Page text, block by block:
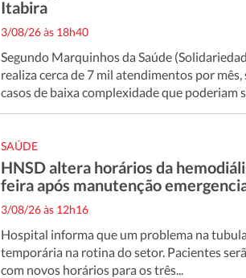
Itabira
3/08/26 às 18h40
Segundo Marquinhos da Saúde
realiza cerca de 7 mil atendimentos por
casos de baixa complexidade que poderiam
SAÚDE
HNSD altera horários da
feira após manutenção
3/08/26 às 12h16
Hospital informa que um problema na
temporária na rotina do setor. Pacientes
com novos horários para os três...